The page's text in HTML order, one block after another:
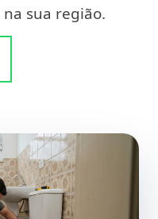
sua região.